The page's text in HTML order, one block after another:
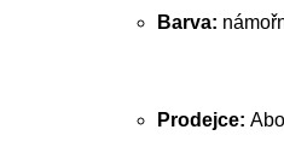
Barva:
Prodejce: